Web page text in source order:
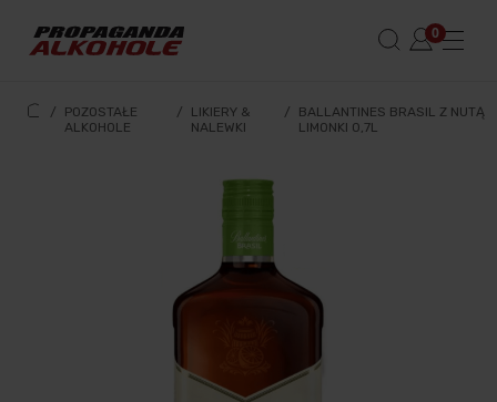
/
POZOSTAŁE
ALKOHOLE
/
LIKIERY &
NALEWKI
/
BALLANTINES BRASIL Z NUTĄ
LIMONKI 0,7L